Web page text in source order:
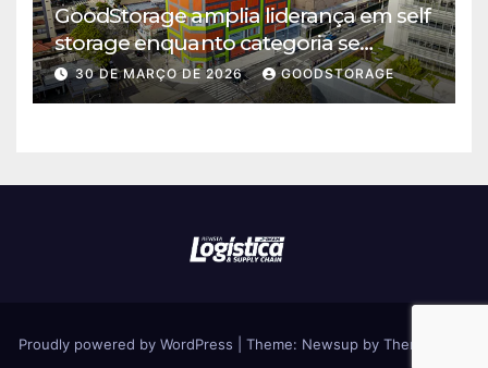
GoodStorage amplia liderança em self
storage enquanto categoria se
consolida em São Paulo
30 DE MARÇO DE 2026 GOODSTORAGE
Proudly powered by WordPress Theme: Newsup by Themeansar